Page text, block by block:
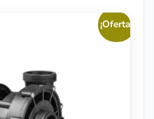
¡Oferta!